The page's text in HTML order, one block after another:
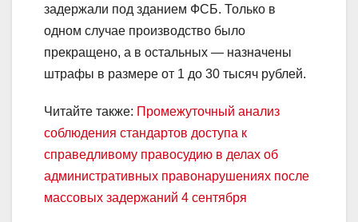
задержали под зданием ФСБ. Только в
одном случае производство было
прекращено, а в остальных — назначены
штрафы в размере от 1 до 30 тысяч рублей.
Читайте также: Промежуточный анализ
соблюдения стандартов доступа к
справедливому правосудию в делах об
административных правонарушениях после
массовых задержаний 4 сентября